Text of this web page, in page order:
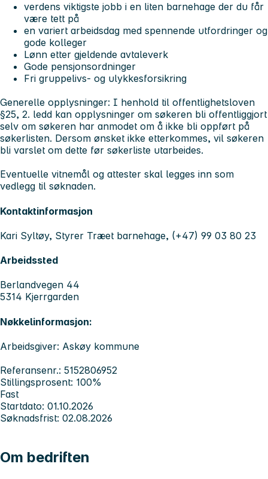
verdens viktigste jobb i en liten barnehage der du får
være tett på
en variert arbeidsdag med spennende utfordringer og
gode kolleger
Lønn etter gjeldende avtaleverk
Gode pensjonsordninger
Fri gruppelivs- og ulykkesforsikring
Generelle opplysninger: I henhold til offentlighetsloven
§25, 2. ledd kan opplysninger om søkeren bli offentliggjort
selv om søkeren har anmodet om å ikke bli oppført på
søkerlisten. Dersom ønsket ikke etterkommes, vil søkeren
bli varslet om dette før søkerliste utarbeides.
Eventuelle vitnemål og attester skal legges inn som
vedlegg til søknaden.
Kontaktinformasjon
Kari Syltøy, Styrer Træet barnehage, (+47) 99 03 80 23
Arbeidssted
Berlandvegen 44
5314 Kjerrgarden
Nøkkelinformasjon:
Arbeidsgiver: Askøy kommune
Referansenr.: 5152806952
Stillingsprosent: 100%
Fast
Startdato: 01.10.2026
Søknadsfrist: 02.08.2026
Om bedriften